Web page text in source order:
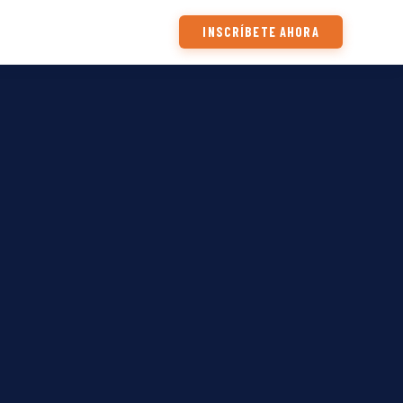
INSCRÍBETE AHORA